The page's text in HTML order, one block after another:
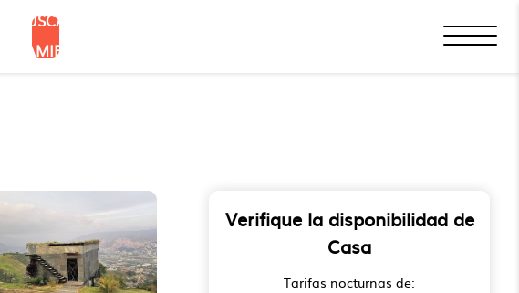
BUSCAR
ALOJAMIENTOS
Verifique la disponibilidad de
Casa
Tarifas nocturnas de: